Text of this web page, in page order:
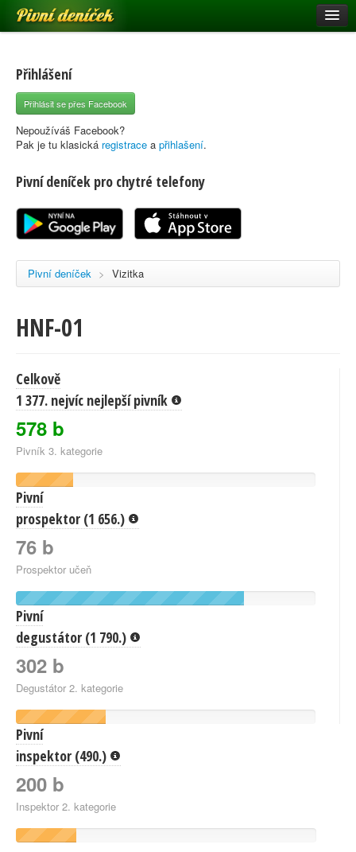
Pivní deníček
Pivní mapa
Pivní značky
Nápověda
Registrace
Přihlášení
Přihlásit se přes Facebook
Nepoužíváš Facebook?
Pak je tu klasická registrace a přihlašení.
Pivní deníček pro chytré telefony
Pivní deníček > Vizitka
HNF-01
Celkově
1 377. nejvíc nejlepší pivník
578 b
Pivník 3. kategorie
Pivní
prospektor (1 656.)
76 b
Prospektor učeň
Pivní
degustátor (1 790.)
302 b
Degustátor 2. kategorie
Pivní
inspektor (490.)
200 b
Inspektor 2. kategorie